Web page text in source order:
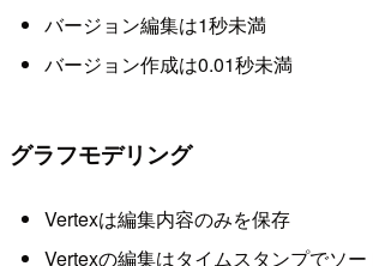
バージョン編集は1秒未満
バージョン作成は0.01秒未満
グラフモデリング
Vertexは編集内容のみを保存
Vertexの編集はタイムスタンプでソー